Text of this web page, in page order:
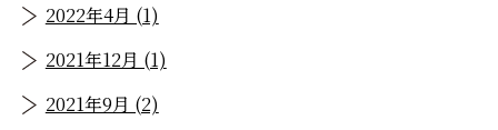
2022年4月 (1)
2021年12月 (1)
2021年9月 (2)